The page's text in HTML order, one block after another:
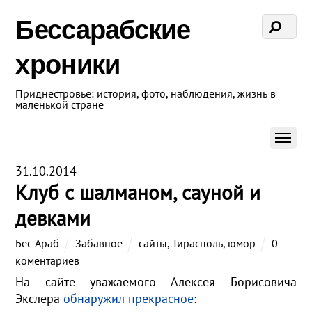
Бессарабские
хроники
Приднестровье: история, фото, наблюдения, жизнь в
маленькой стране
31.10.2014
Клуб с шалманом, сауной и
девками
Бес Араб Забавное сайты, Тирасполь, юмор
0
коментариев
На сайте уважаемого Алексея Борисовича
Экслераобнаружил прекрасное: